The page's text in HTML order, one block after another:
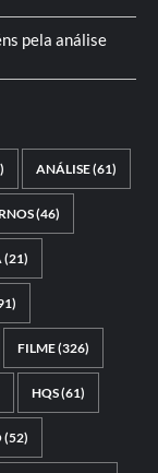
pela análise
ANÁLISE(61)
(46)
(21)
FILME(326)
HQS(61)
(52)